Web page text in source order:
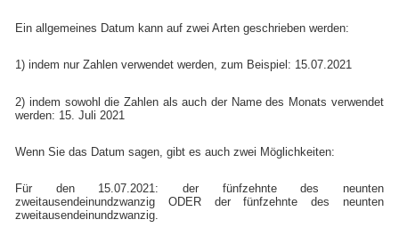
Ein allgemeines Datum kann auf zwei Arten geschrieben werden:
1) indem nur Zahlen verwendet werden, zum Beispiel: 15.07.2021
2) indem sowohl die Zahlen als auch der Name des Monats verwendet
werden: 15. Juli 2021
Wenn Sie das Datum sagen, gibt es auch zwei Möglichkeiten:
Für den 15.07.2021: der fünfzehnte des neunten
zweitausendeinundzwanzig ODER der fünfzehnte des neunten
zweitausendeinundzwanzig.